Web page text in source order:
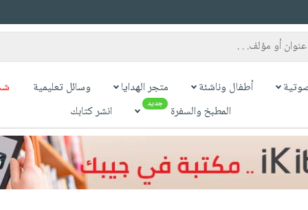
أطفال وناشئة متجر الهدايا وسائل تعليمية
المطبخ والسفرة
جديد انشر كتابك